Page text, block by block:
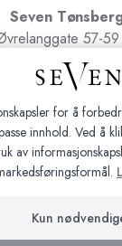
Seven
57-
Tønsberg
Org.nr.
for å
innhold. Ved å
av
Kun